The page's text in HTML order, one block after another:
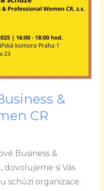
&
CR
Business &
dovolujeme si Vás
schůzi organizace.